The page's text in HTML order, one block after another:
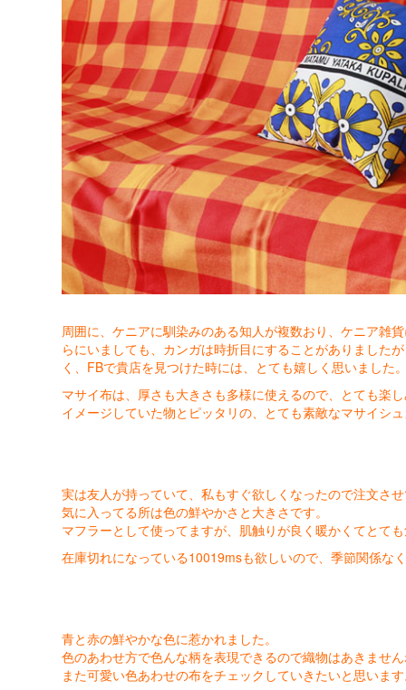
周囲に、ケニアに馴染みのある知人が複数おり、ケニア雑
らにいましても、カンガは時折目にすることがありました
く、FBで貴店を見つけた時には、とても嬉しく思いました
マサイ布は、厚さも大きさも多様に使えるので、とても楽
イメージしていた物とピッタリの、とても素敵なマサイシ
実は友人が持っていて、私もすぐ欲しくなったので注文さ
気に入ってる所は色の鮮やかさと大きさです。
マフラーとして使ってますが、肌触りが良く暖かくてとて
在庫切れになっている10019msも欲しいので、季節関係な
青と赤の鮮やかな色に惹かれました。
色のあわせ方で色んな柄を表現できるので織物はあきませ
また可愛い色あわせの布をチェックしていきたいと思いま